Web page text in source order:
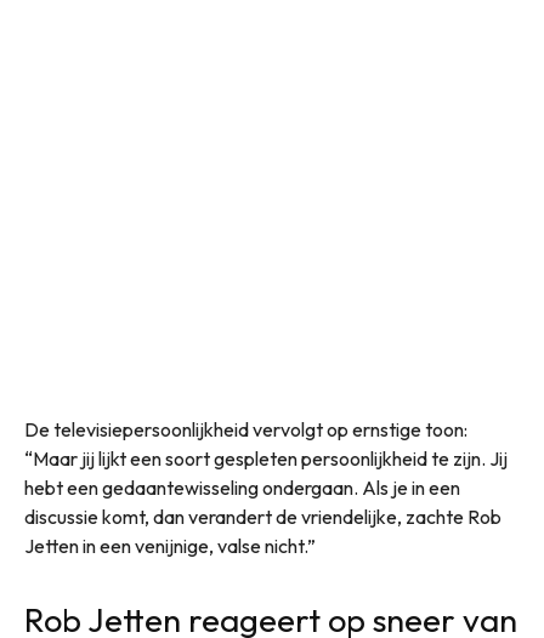
De televisiepersoonlijkheid vervolgt op ernstige toon:
“Maar jij lijkt een soort gespleten persoonlijkheid te zijn. Jij
hebt een gedaantewisseling ondergaan. Als je in een
discussie komt, dan verandert de vriendelijke, zachte Rob
Jetten in een venijnige, valse nicht.”
Rob Jetten reageert op sneer van